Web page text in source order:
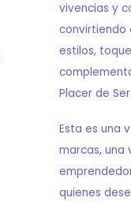
vivencias y
convirtiendo
estilos,
Placer de Ser.
Esta es una
marcas, una
quienes